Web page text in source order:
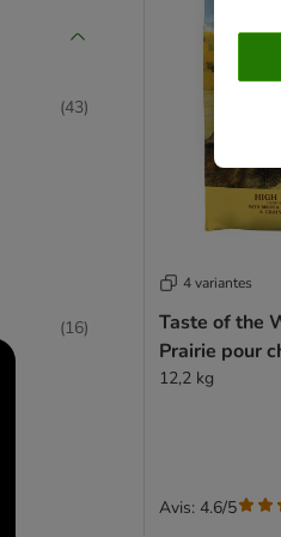
(43)
(16)
4 variantes
Taste of the
Prairie pour
12,2 kg
Avis: 4.6/5